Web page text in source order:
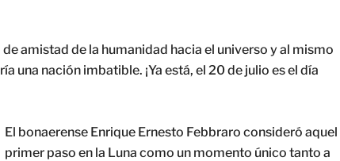
amistad de la humanidad hacia el universo y al mismo
una nación imbatible. ¡Ya está, el 20 de julio es el día
El bonaerense Enrique Ernesto Febbraro consideró aquel
primer paso en la Luna como un momento único tanto a